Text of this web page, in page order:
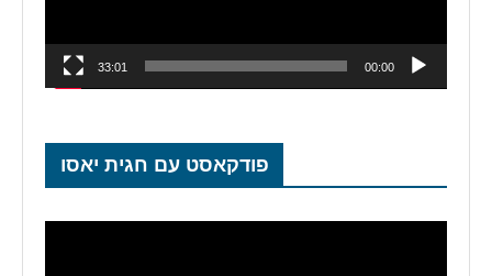
00:00
33:01
פודקאסט עם חגית יאסו